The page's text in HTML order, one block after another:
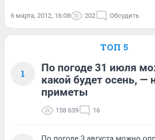
6 марта, 2012, 16:08 202 Обсудить
ТОП 5
1
По погоде 31 июля
какой будет осень, —
приметы
158 639 16